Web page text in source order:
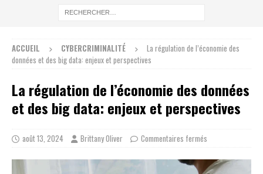
ACCUEIL CYBERCRIMINALITÉ
La régulation de l’économie des
données et des big data: enjeux et perspectives
La régulation de l’économie des données
et des big data: enjeux et perspectives
août 13, 2024 Brittany Oliver Commentaires fermés